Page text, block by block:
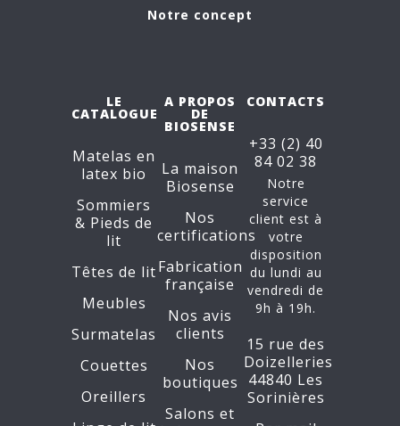
Notre concept
LE
CATALOGUE
Matelas en
latex bio
Sommiers
& Pieds de
lit
Têtes de lit
Meubles
Surmatelas
Couettes
Oreillers
A PROPOS
DE
BIOSENSE
La maison
Biosense
Nos
certifications
Fabrication
française
Nos avis
clients
Nos
boutiques
Salons et
CONTACTS
+33 (2) 40
84 02 38
Notre
service
client est à
votre
disposition
du lundi au
vendredi de
9h à 19h.
15 rue des
Doizelleries
44840 Les
Sorinières